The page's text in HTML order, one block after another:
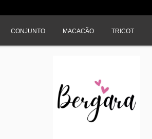
CONJUNTO MACACÃO TRICOT